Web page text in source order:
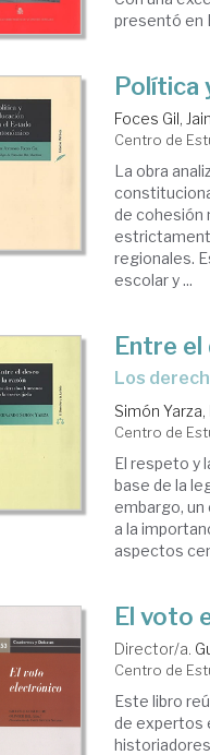
presentó en
Política
Foces Gil,
Centro de
La obra
de cohesión
regionales.
escolar y ...
Entre el
los
Simón
Centro de
El respeto y
base de la
embargo,
a la
aspectos
El voto
Director/a.
Centro de
Este libro
de expertos